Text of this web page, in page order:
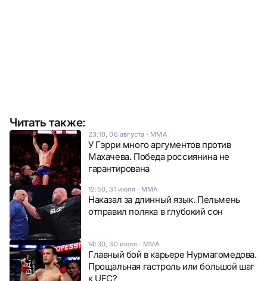
Читать также:
23:10, 06 августа · ММА
У Гэрри много аргументов против
Махачева. Победа россиянина не
гарантирована
12:50, 31 июля· ММА
Наказал за длинный язык. Пельмень
отправил поляка в глубокий сон
14:30, 30 июля· ММА
Главный бой в карьере Нурмагомедова.
Прощальная гастроль или большой шаг
к UFC?